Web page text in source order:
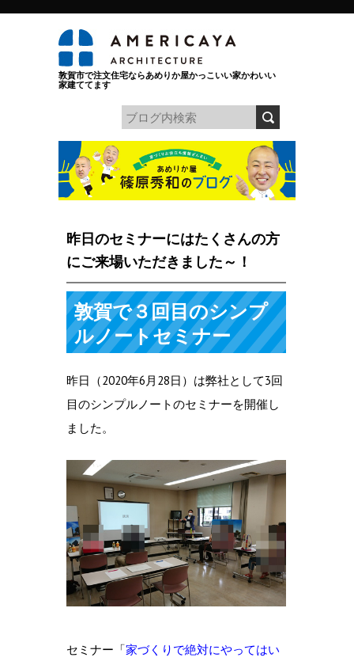
敦賀市で注文住宅ならあめりか屋かっこいい家かわいい
家建ててます
昨日のセミナーにはたくさんの方
にご来場いただきました～！
敦賀で３回目のシンプ
ルノートセミナー
昨日（2020年6月28日）は弊社として3回
目のシンプルノートのセミナーを開催し
ました。
セミナー「家づくりで絶対にやってはい